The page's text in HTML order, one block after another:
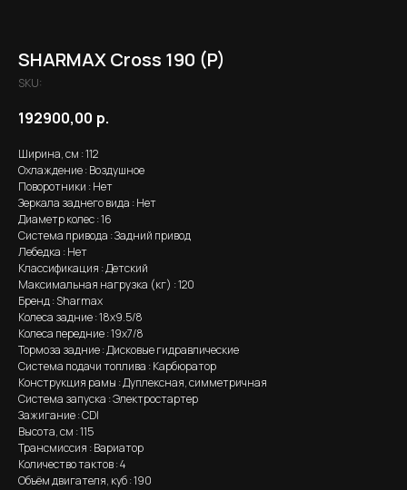
SHARMAX Cross 190 (P)
SKU:
192900,00 р.
Ширина, см : 112
Охлаждение : Воздушное
Поворотники : Нет
Зеркала заднего вида : Нет
Диаметр колес : 16
Система привода : Задний привод
Лебедка : Нет
Классификация : Детский
Максимальная нагрузка (кг) : 120
Бренд : Sharmax
Колеса задние : 18x9.5/8
Колеса передние : 19x7/8
Тормоза задние : Дисковые гидравлические
Система подачи топлива : Карбюратор
Конструкция рамы : Дуплексная, симметричная
Система запуска : Электростартер
Зажигание : CDI
Высота, см : 115
Трансмиссия : Вариатор
Количество тактов : 4
Объём двигателя, куб : 190